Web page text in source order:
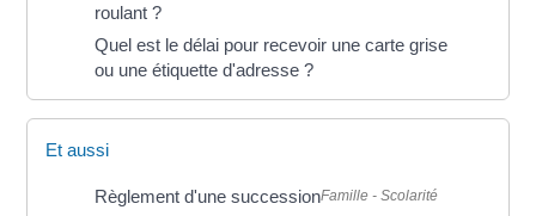
roulant ?
Quel est le délai pour recevoir une carte grise
ou une étiquette d'adresse ?
Et aussi
Règlement d'une successionFamille - Scolarité